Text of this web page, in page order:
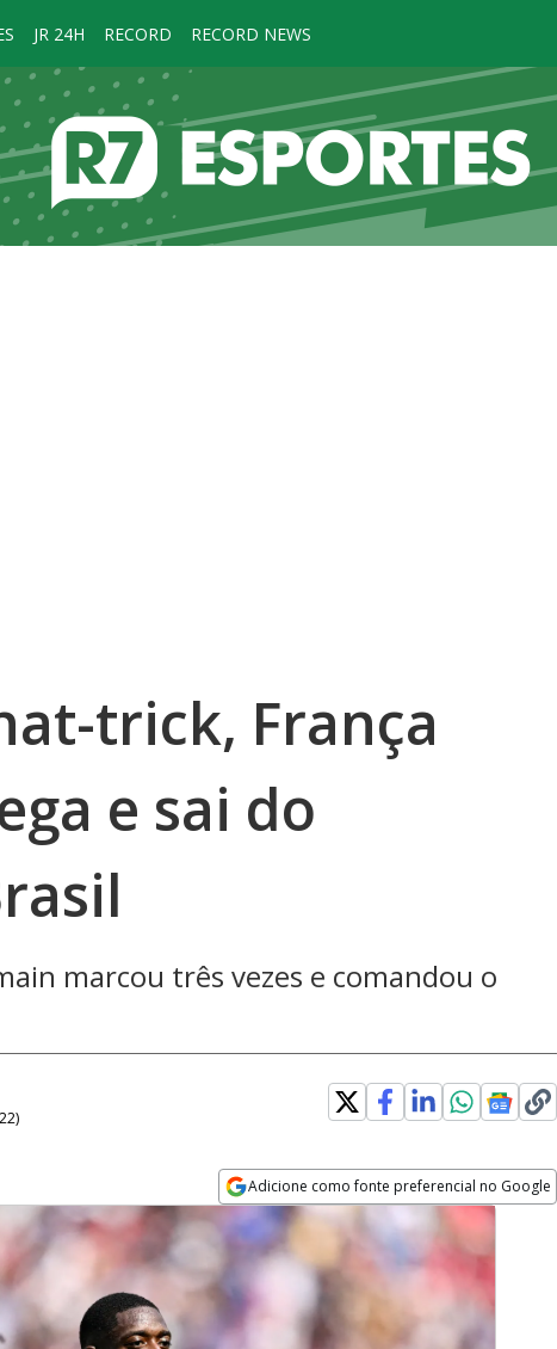
JR 24H RECORD RECORD NEWS
trick, França
e sai do
marcou três vezes e comandou o
)
Adicione como fonte preferencial no Google
Opens in new window